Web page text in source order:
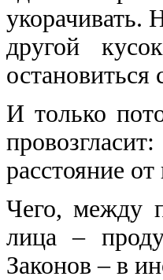
укорачивать.
другой
остановиться
И только
расстояние
Чего, между
лица –
Законов – в